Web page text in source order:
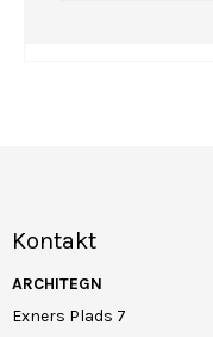
Kontakt
ARCHITEGN
Exners Plads 7